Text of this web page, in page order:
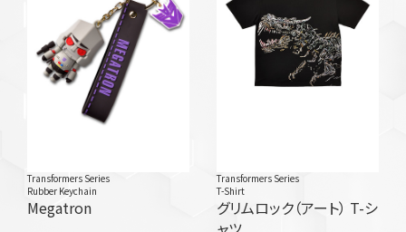
Transformers Series
Rubber Keychain
Megatron
Transformers Series
T-Shirt
グリムロック（アート） T-シ